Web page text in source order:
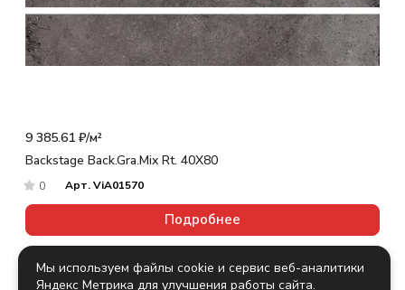
9 385.61 ₽/м²
Backstage Back.Gra.Mix Rt. 40X80
0 Арт.ViA01570
Подробнее
Мы используем файлы cookie и сервис веб-аналитики
Яндекс Метрика для улучшения работы сайта.